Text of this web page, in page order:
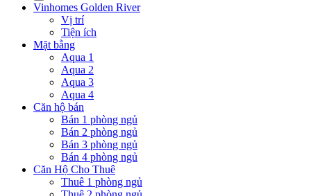
Vinhomes Golden River
Vị trí
Tiện ích
Mặt bằng
Aqua 1
Aqua 2
Aqua 3
Aqua 4
Căn hộ bán
Bán 1 phòng ngủ
Bán 2 phòng ngủ
Bán 3 phòng ngủ
Bán 4 phòng ngủ
Căn Hộ Cho Thuê
Thuê 1 phòng ngủ